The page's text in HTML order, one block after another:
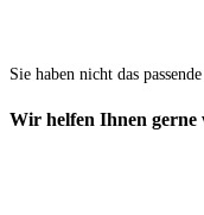
Sie haben nicht das
Wir helfen Ihnen gerne